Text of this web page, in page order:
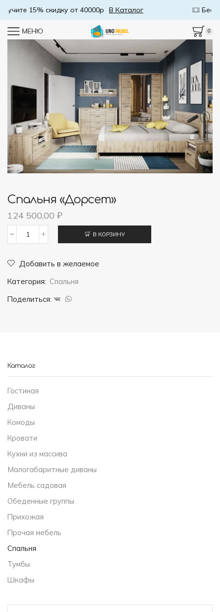
Бесплатная доставка от 50000р
МЕНЮ 0
Спальня «Дорсет»
124 500,00 ₽
Спальня
"Дорсет"
В КОРЗИНУ
Добавить в желаемое
Категория: Спальня
Поделиться:
Каталог
Гостиная
Диваны
Комоды
Кровати
Кухни из массива
Малогабаритные диваны
Мебель садовая
Обеденные группы
Прихожая
Прочая мебель
Спальня
Тумбы
Шкафы